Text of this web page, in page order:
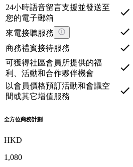
24小時語音留言支援並發送至
您的電子郵箱
來電接聽服務
商務禮賓接待服務
可獲得社區會員所提供的福
利、活動和合作夥伴機會
以會員價格預訂活動和會議空
間或其它增值服務
全方位商務計劃
HKD
1,080